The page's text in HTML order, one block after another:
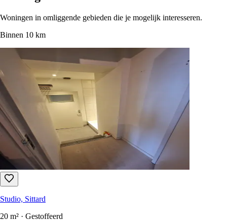
Elke huurwoning in Nederland in één zoekopdracht.
15 seconden gescand.
Gratis registreren
Momenteel geen woningen in Echt-susteren.
Woningen in de buurt
Woningen in omliggende gebieden die je mogelijk interesseren.
Binnen 10 km